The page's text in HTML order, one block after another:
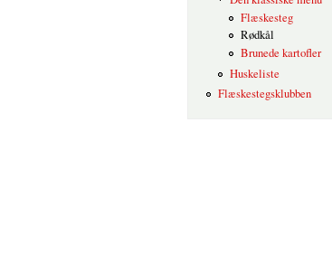
Flæskesteg
Rødkål
Brunede kartofler
Huskeliste
Flæskestegsklubben